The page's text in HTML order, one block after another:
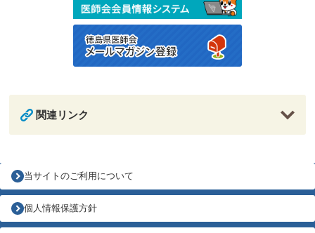
関連リンク
当サイトのご利用について
個人情報保護方針